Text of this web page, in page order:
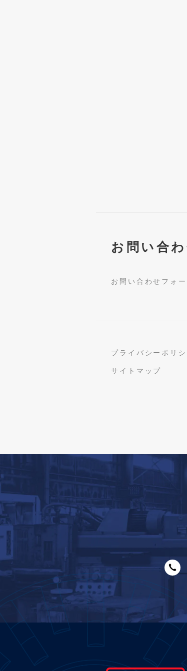
お問い合
お問い合わせフォー
プライバシーポリシ
サイトマップ